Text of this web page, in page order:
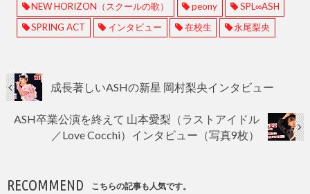
NEW HORIZON（スクールの歌）
peony
SPL∞ASH
SPRING ACT
インタビュー 在校生 永尾梨央
成長著しいASHの新星 岡村梨央インタビュー
ASH卒業公演を終えて 山本愛梨（ラストアイドル
／Love Cocchi）インタビュー（写真9枚）
RECOMMEND こちらの記事も人気です。